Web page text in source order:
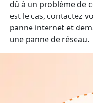
dû à un problème de
est le cas, contactez
panne internet et
une panne de réseau.